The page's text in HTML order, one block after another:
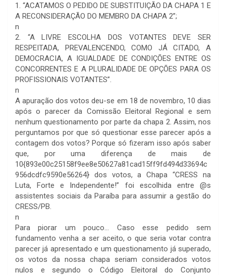
1. “ACATAMOS O PEDIDO DE SUBSTITUIÇÃO DA CHAPA 1 E
A RECONSIDERAÇÃO DO MEMBRO DA CHAPA 2”;
n
2. “A LIVRE ESCOLHA DOS VOTANTES DEVE SER
RESPEITADA, PREVALENCENDO, COMO JÁ CITADO, A
DEMOCRACIA, A IGUALDADE DE CONDIÇÕES ENTRE OS
CONCORRENTES E A PLURALIDADE DE OPÇÕES PARA OS
PROFISSIONAIS VOTANTES”.
n
A apuração dos votos deu-se em 18 de novembro, 10 dias
após o parecer da Comissão Eleitoral Regional e sem
nenhum questionamento por parte da chapa 2. Assim, nos
perguntamos por que só questionar esse parecer após a
contagem dos votos? Porque só fizeram isso após saber
que, por uma diferença de mais de
10{893e00c25158f9ee8e50627a81cad15ff9fd494d33694c
956dcdfc9590e56264} dos votos, a Chapa “CRESS na
Luta, Forte e Independente!” foi escolhida entre @s
assistentes sociais da Paraíba para assumir a gestão do
CRESS/PB.
n
Para piorar um pouco… Caso esse pedido sem
fundamento venha a ser aceito, o que seria votar contra
parecer já apresentado e um questionamento já superado,
os votos da nossa chapa seriam considerados votos
nulos e segundo o Código Eleitoral do Conjunto